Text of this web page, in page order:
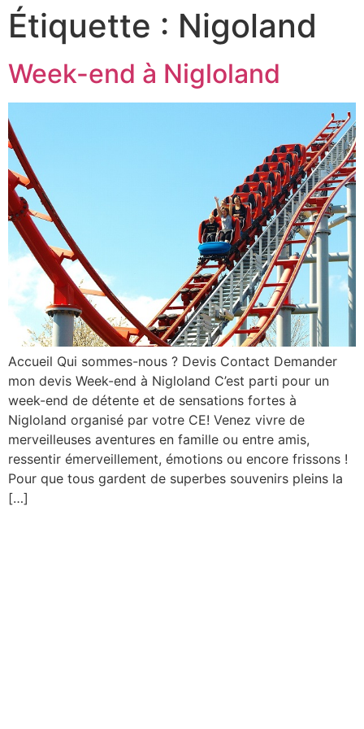
Étiquette : Nigoland
Week-end à Nigloland
Accueil Qui sommes-nous ? Devis Contact Demander
mon devis Week-end à Nigloland C’est parti pour un
week-end de détente et de sensations fortes à
Nigloland organisé par votre CE! Venez vivre de
merveilleuses aventures en famille ou entre amis,
ressentir émerveillement, émotions ou encore frissons !
Pour que tous gardent de superbes souvenirs pleins la
[…]